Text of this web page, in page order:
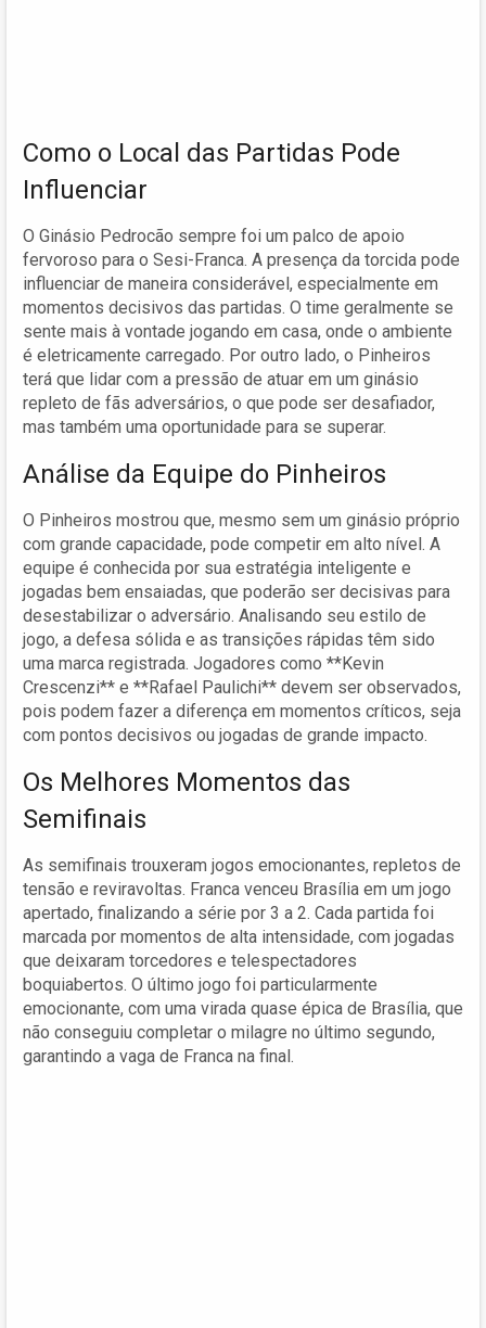
Como o Local das Partidas Pode
Influenciar
O Ginásio Pedrocão sempre foi um palco de apoio
fervoroso para o Sesi-Franca. A presença da torcida pode
influenciar de maneira considerável, especialmente em
momentos decisivos das partidas. O time geralmente se
sente mais à vontade jogando em casa, onde o ambiente
é eletricamente carregado. Por outro lado, o Pinheiros
terá que lidar com a pressão de atuar em um ginásio
repleto de fãs adversários, o que pode ser desafiador,
mas também uma oportunidade para se superar.
Análise da Equipe do Pinheiros
O Pinheiros mostrou que, mesmo sem um ginásio próprio
com grande capacidade, pode competir em alto nível. A
equipe é conhecida por sua estratégia inteligente e
jogadas bem ensaiadas, que poderão ser decisivas para
desestabilizar o adversário. Analisando seu estilo de
jogo, a defesa sólida e as transições rápidas têm sido
uma marca registrada. Jogadores como **Kevin
Crescenzi** e **Rafael Paulichi** devem ser observados,
pois podem fazer a diferença em momentos críticos, seja
com pontos decisivos ou jogadas de grande impacto.
Os Melhores Momentos das
Semifinais
As semifinais trouxeram jogos emocionantes, repletos de
tensão e reviravoltas. Franca venceu Brasília em um jogo
apertado, finalizando a série por 3 a 2. Cada partida foi
marcada por momentos de alta intensidade, com jogadas
que deixaram torcedores e telespectadores
boquiabertos. O último jogo foi particularmente
emocionante, com uma virada quase épica de Brasília, que
não conseguiu completar o milagre no último segundo,
garantindo a vaga de Franca na final.